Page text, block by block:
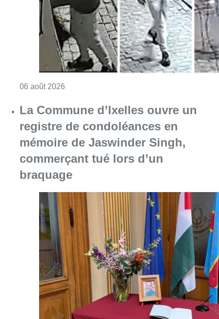
06 août 2026
La Commune d’Ixelles ouvre un
registre de condoléances en
mémoire de Jaswinder Singh,
commerçant tué lors d’un
braquage